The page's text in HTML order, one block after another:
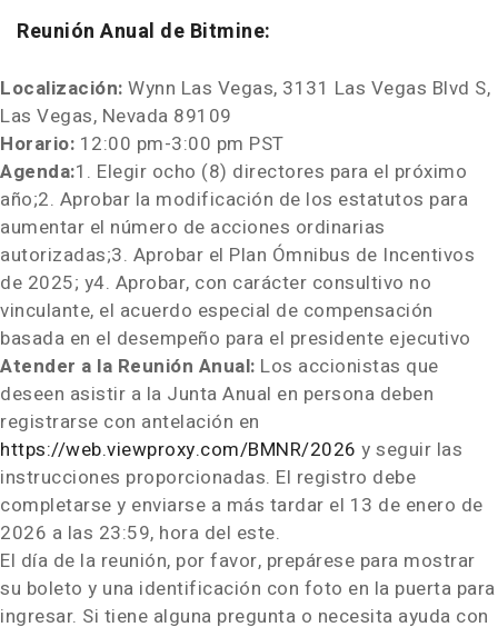
Reunión Anual de Bitmine:
Localización: Wynn Las Vegas, 3131 Las Vegas Blvd S,
Las Vegas, Nevada 89109
Horario: 12:00 pm-3:00 pm PST
Agenda:1. Elegir ocho (8) directores para el próximo
año;2. Aprobar la modificación de los estatutos para
aumentar el número de acciones ordinarias
autorizadas;3. Aprobar el Plan Ómnibus de Incentivos
de 2025; y4. Aprobar, con carácter consultivo no
vinculante, el acuerdo especial de compensación
basada en el desempeño para el presidente ejecutivo
Atender a la Reunión Anual: Los accionistas que
deseen asistir a la Junta Anual en persona deben
registrarse con antelación en
https://web.viewproxy.com/BMNR/2026 y seguir las
instrucciones proporcionadas. El registro debe
completarse y enviarse a más tardar el 13 de enero de
2026 a las 23:59, hora del este.
El día de la reunión, por favor, prepárese para mostrar
su boleto y una identificación con foto en la puerta para
ingresar. Si tiene alguna pregunta o necesita ayuda con